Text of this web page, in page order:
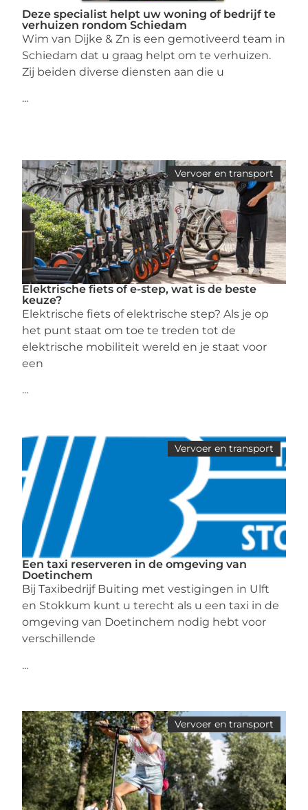
Deze specialist helpt uw woning of bedrijf te
verhuizen rondom Schiedam
Wim van Dijke & Zn is een gemotiveerd team in
Schiedam dat u graag helpt om te verhuizen.
Zij beiden diverse diensten aan die u
...
Vervoer en transport
Elektrische fiets of e-step, wat is de beste
keuze?
Elektrische fiets of elektrische step? Als je op
het punt staat om toe te treden tot de
elektrische mobiliteit wereld en je staat voor
een
...
Vervoer en transport
Een taxi reserveren in de omgeving van
Doetinchem
Bij Taxibedrijf Buiting met vestigingen in Ulft
en Stokkum kunt u terecht als u een taxi in de
omgeving van Doetinchem nodig hebt voor
verschillende
...
Vervoer en transport